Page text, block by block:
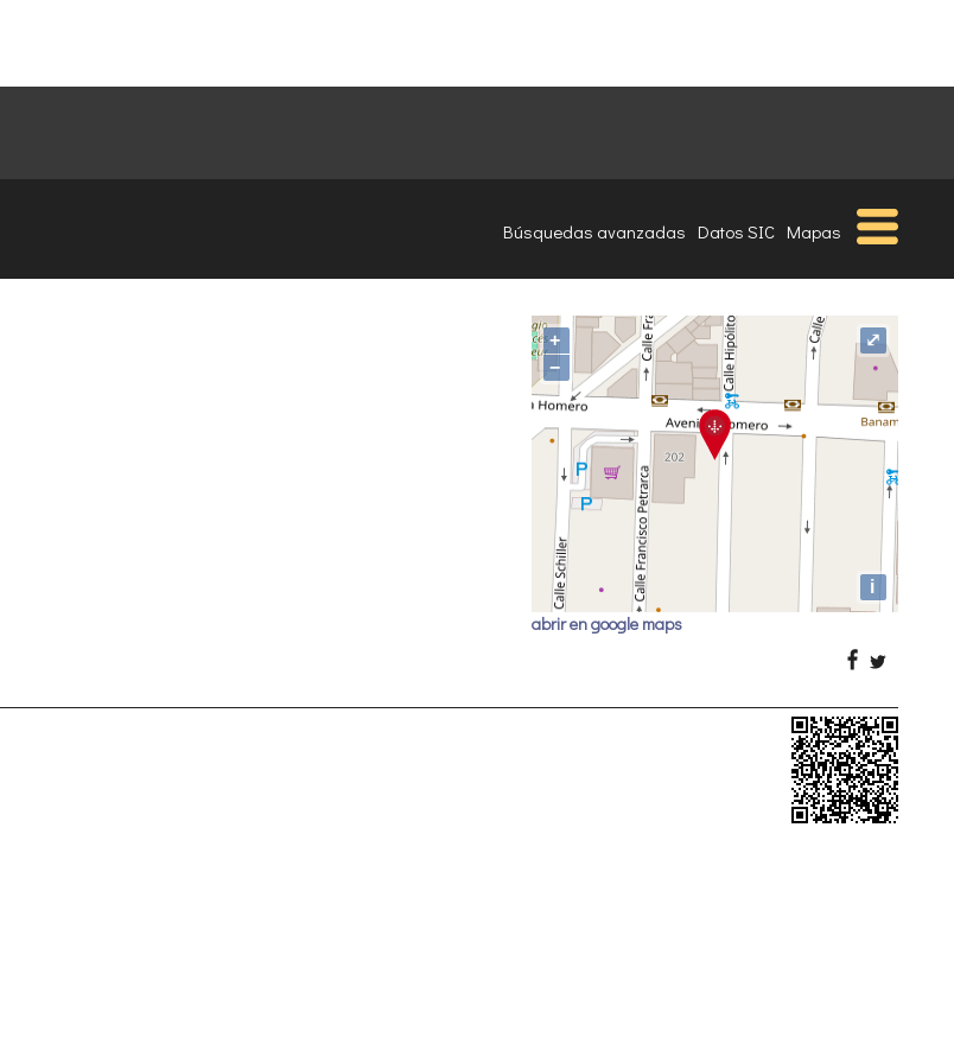
Búsquedas avanzadas Datos SIC Mapas
+
−
i
⤢
abrir en google maps